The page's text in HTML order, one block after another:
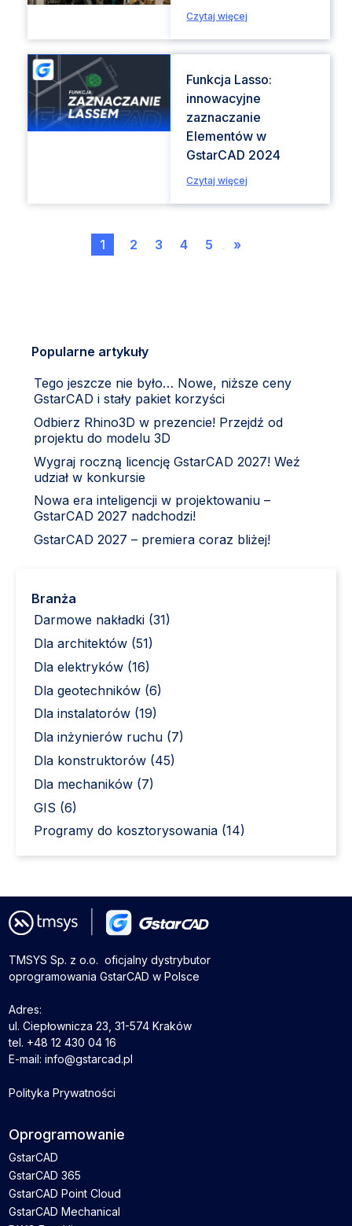
Czytaj więcej
Funkcja Lasso:
innowacyjne
zaznaczanie
Elementów w
GstarCAD 2024
Czytaj więcej
1 2 3 4 5 »
Popularne artykuły
Tego jeszcze nie było… Nowe, niższe ceny
GstarCAD i stały pakiet korzyści
Odbierz Rhino3D w prezencie! Przejdź od
projektu do modelu 3D
Wygraj roczną licencję GstarCAD 2027! Weź
udział w konkursie
Nowa era inteligencji w projektowaniu –
GstarCAD 2027 nadchodzi!
GstarCAD 2027 – premiera coraz bliżej!
Branża
Darmowe nakładki (31)
Dla architektów (51)
Dla elektryków (16)
Dla geotechników (6)
Dla instalatorów (19)
Dla inżynierów ruchu (7)
Dla konstruktorów (45)
Dla mechaników (7)
GIS (6)
Programy do kosztorysowania (14)
TMSYS Sp. z o.o. ­ oficjalny dystrybutor
oprogramowania GstarCAD w Polsce
Adres:
ul. Ciepłownicza 23, 31-574 Kraków
tel. +48 12 430 04 16
E-mail: info@gstarcad.pl
Polityka Prywatności
Oprogramowanie
GstarCAD
GstarCAD 365
GstarCAD Point Cloud
GstarCAD Mechanical